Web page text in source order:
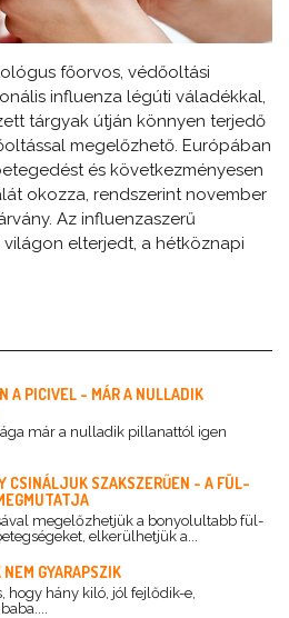
főorvos, védőoltási
influenza légúti váladékkal,
tárgyak útján könnyen terjedő
megelőzhető. Európában
és következményesen
okozza, rendszerint november
Az influenzaszerű
elterjedt, a hétköznapi
A PICIVEL - MÁR A NULLADIK
már a nulladik pillanattól igen
CSINÁLJUK SZAKSZERŰEN - A FÜL-
megelőzhetjük a bonyolultabb fül-
elkerülhetjük a...
NEM GYARAPSZIK
hogy hány kiló, jól fejlődik-e,